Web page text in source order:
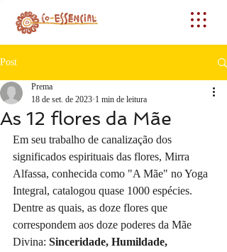
Post
As 12 flores da Mãe
Prema
18 de set. de 2023 1 min de leitura
Em seu trabalho de canalização dos
significados espirituais das flores, Mirra
Alfassa, conhecida como "A Mãe" no Yoga
Integral, catalogou quase 1000 espécies.
Dentre as quais, as doze flores que
correspondem aos doze poderes da Mãe
Divina: Sinceridade, Humildade,